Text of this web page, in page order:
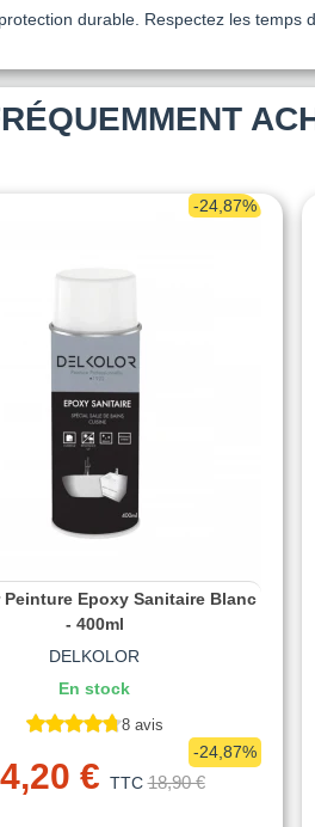
durable. Respectez les temps
-24,87%
Peinture Epoxy Sanitaire Blanc
- 400ml
DELKOLOR
En stock
8 avis
€ TTC 18,90 €
-24,87%